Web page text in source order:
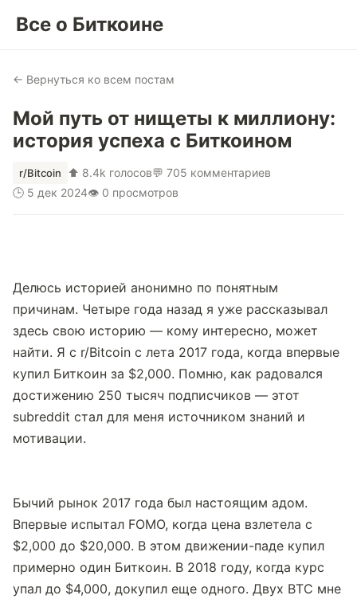
Все о Биткоине
← Вернуться ко всем постам
Мой путь от нищеты к миллиону:
история успеха с Биткоином
r/Bitcoin ⬆ 8.4k голосов💬 705 комментариев
🕒 5 дек 2024👁 0 просмотров
Делюсь историей анонимно по понятным
причинам. Четыре года назад я уже рассказывал
здесь свою историю — кому интересно, может
найти. Я с r/Bitcoin с лета 2017 года, когда впервые
купил Биткоин за $2,000. Помню, как радовался
достижению 250 тысяч подписчиков — этот
subreddit стал для меня источником знаний и
мотивации.
Бычий рынок 2017 года был настоящим адом.
Впервые испытал FOMO, когда цена взлетела с
$2,000 до $20,000. В этом движении-паде купил
примерно один Биткоин. В 2018 году, когда курс
упал до $4,000, докупил еще одного. Двух BTC мне